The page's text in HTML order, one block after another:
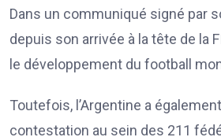
Dans un communiqué signé par
depuis son arrivée à la tête de la
le développement du football
Toutefois, l’Argentine a
contestation au sein des 211